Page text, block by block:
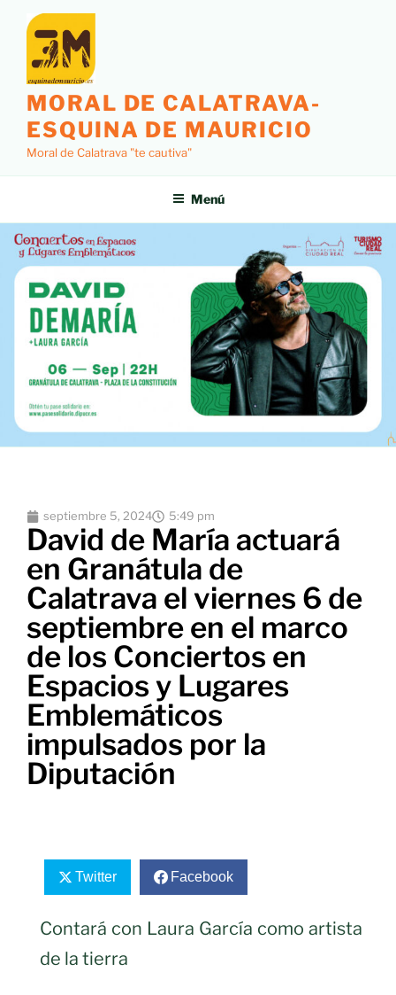
MORAL DE CALATRAVA-
ESQUINA DE MAURICIO
Moral de Calatrava "te cautiva"
Menú
septiembre 5, 2024 5:49 pm
David de María actuará
en Granátula de
Calatrava el viernes 6 de
septiembre en el marco
de los Conciertos en
Espacios y Lugares
Emblemáticos
impulsados por la
Diputación
Twitter Facebook
Contará con Laura García como artista
de la tierra